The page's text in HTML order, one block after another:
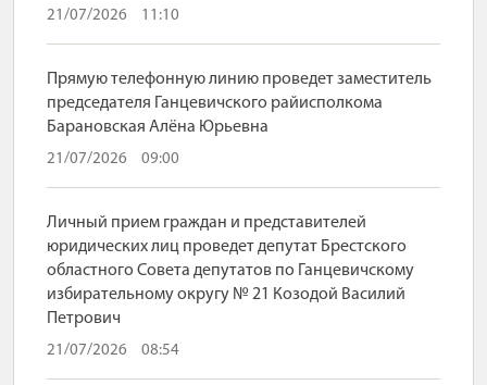
21/07/2026 11:10
Прямую телефонную линию проведет заместитель
председателя Ганцевичского райисполкома
Барановская Алёна Юрьевна
21/07/2026 09:00
Личный прием граждан и представителей
юридических лиц проведет депутат Брестского
областного Совета депутатов по Ганцевичскому
избирательному округу № 21 Козодой Василий
Петрович
21/07/2026 08:54